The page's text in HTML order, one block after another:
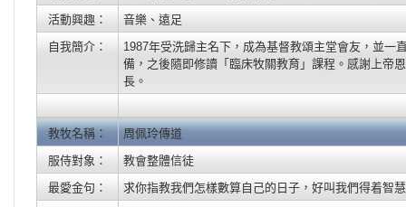
活動興趣：
音樂、遠足
自我簡介：
1987年受洗歸主名下，成為基督教頌主堂會友，並一
備，之後隨即修讀「臨床牧關教育」課程。感謝上帝
長。
教牧名稱：
周佩玲傳道
服侍對象：
教會整體信徒
最愛金句：
求你指教我們怎樣數算自己的日子，好叫我們得着智